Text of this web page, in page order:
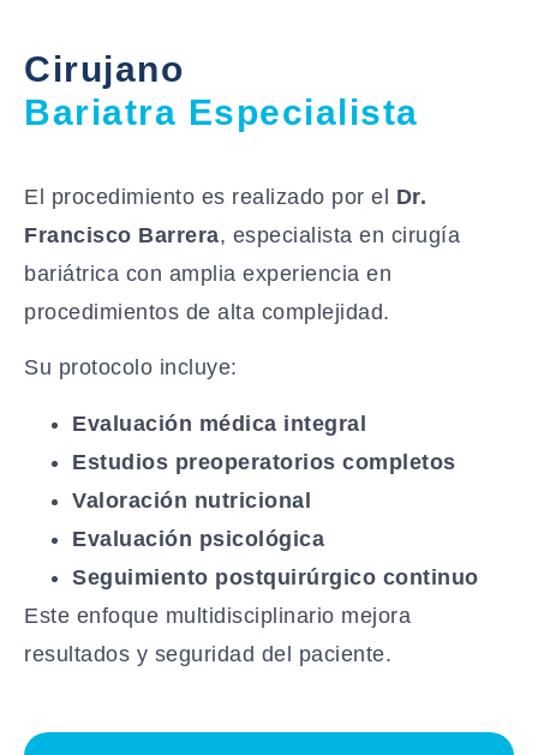
Cirujano
Bariatra Especialista
El procedimiento es realizado por el Dr.
Francisco Barrera, especialista en cirugía
bariátrica con amplia experiencia en
procedimientos de alta complejidad.
Su protocolo incluye:
Evaluación médica integral
Estudios preoperatorios completos
Valoración nutricional
Evaluación psicológica
Seguimiento postquirúrgico continuo
Este enfoque multidisciplinario mejora
resultados y seguridad del paciente.